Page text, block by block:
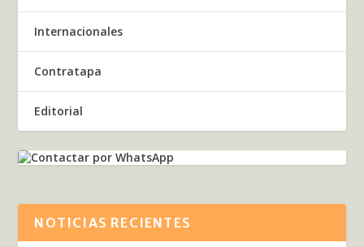
Internacionales
Contratapa
Editorial
NOTICIAS RECIENTES